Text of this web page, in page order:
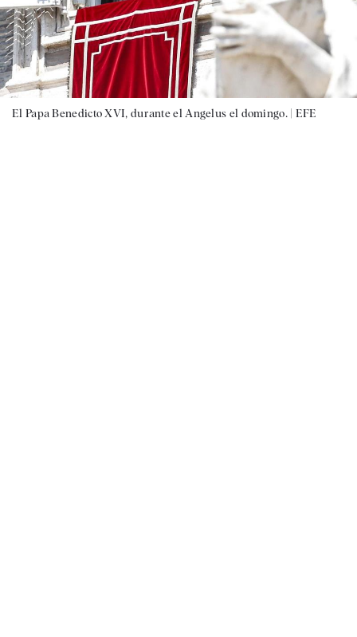
El Papa Benedicto XVI, durante el Angelus el domingo. | EFE